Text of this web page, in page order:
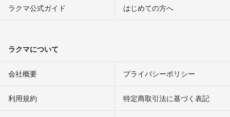
ラクマ公式ガイド はじめての方へ
ラクマについて
会社概要 プライバシーポリシー
利用規約 特定商取引法に基づく表記